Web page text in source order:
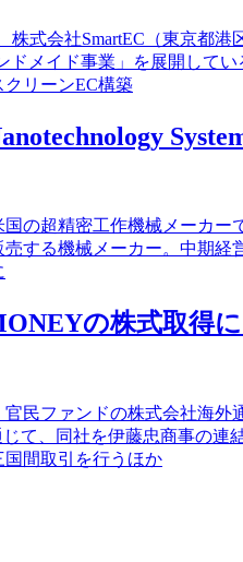
株式会社SmartEC（東京都
ドメイド事業」を展開して
リーンEC構築
の超精密工作機械メーカー
する機械メーカー。中期
の株式取得
民ファンドの株式会社海
て、同社を伊藤忠商事の
間取引を行うほか